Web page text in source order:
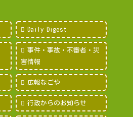
Daily Digest
事件・事故・不審者・災
害情報
広報なごや
行政からのお知らせ